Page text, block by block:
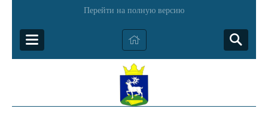
Перейти на полную версию